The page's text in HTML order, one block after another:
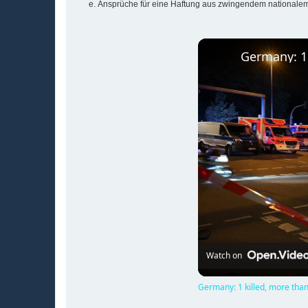
Ansprüche für eine Haftung aus zwingendem
Watch on
Germany: 1 killed, more